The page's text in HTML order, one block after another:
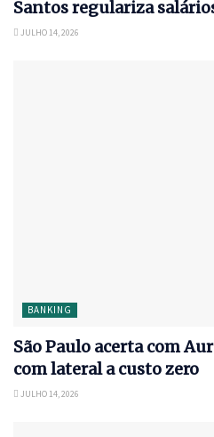
Santos regulariza
JULHO 14, 2026
BANKING
São Paulo acerta com
com lateral a custo zero
JULHO 14, 2026